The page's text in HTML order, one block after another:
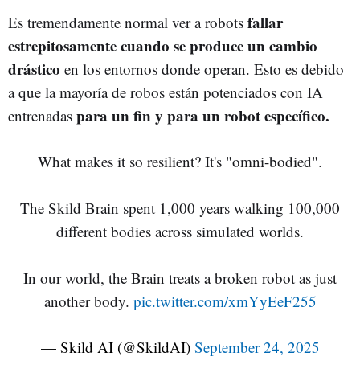
Es tremendamente normal ver a robots fallar
estrepitosamente cuando se produce un cambio
drástico en los entornos donde operan. Esto es debido
a que la mayoría de robos están potenciados con IA
entrenadas para un fin y para un robot específico.
What makes it so resilient? It's "omni-bodied".
The Skild Brain spent 1,000 years walking 100,000
different bodies across simulated worlds.
In our world, the Brain treats a broken robot as just
another body. pic.twitter.com/xmYyEeF255
— Skild AI (@SkildAI) September 24, 2025